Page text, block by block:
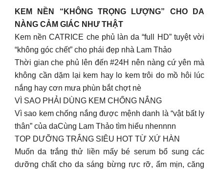
KEM NỀN “KHÔNG TRỌNG LƯỢNG” CHO DA
NÀNG CẢM GIÁC NHƯ THẬT
Kem nền CATRICE che phủ làn da “full HD” tuyệt vời
“không góc chết” cho phái đẹp nhà Lam Thảo
Thời gian che phủ lên đến #24H nên nàng cứ yên mà
không cần dặm lại kem hay lo kem trôi do mồ hôi lúc
nắng hay cơn mưa phùn bắt chợt nè
VÌ SAO PHẢI DÙNG KEM CHỐNG NẮNG
Vì sao kem chống nắng được mệnh danh là “vật bất ly
thân” của daCùng Lam Thảo tìm hiểu nhennnn
TOP DƯỠNG TRẮNG SIÊU HOT TỪ XỨ HÀN
Muốn da trắng thử liền mấy bé serum bổ sung các
dưỡng chất cho da sáng bừng rực rỡ, ẩm mịn, căng